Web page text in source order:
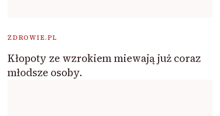
ZDROWIE.PL
Kłopoty ze wzrokiem miewają już coraz
młodsze osoby.